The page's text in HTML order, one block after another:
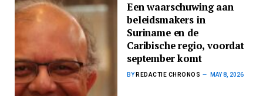
Een waarschuwing aan
beleidsmakers in
Suriname en de
Caribische regio, voordat
september komt
BY REDACTIE CHRONOS MAY 8, 2026